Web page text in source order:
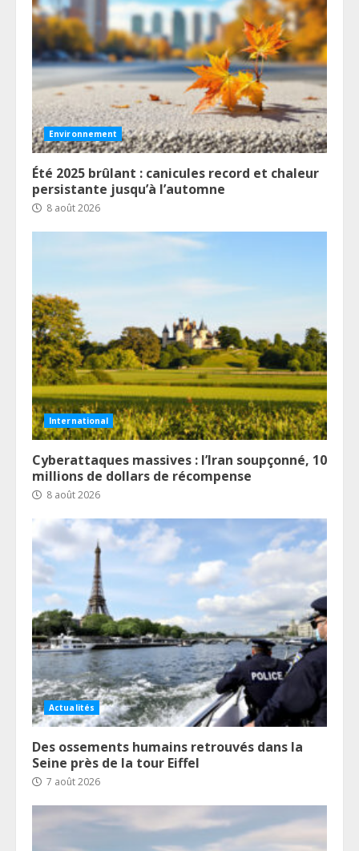
Environnement
Été 2025 brûlant : canicules record et chaleur
persistante jusqu’à l’automne
8 août 2026
International
Cyberattaques massives : l’Iran soupçonné, 10
millions de dollars de récompense
8 août 2026
Actualités
Des ossements humains retrouvés dans la
Seine près de la tour Eiffel
7 août 2026